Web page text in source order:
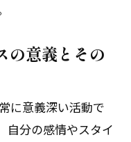
の意義とその
に意義深い活動で
自分の感情やスタイ